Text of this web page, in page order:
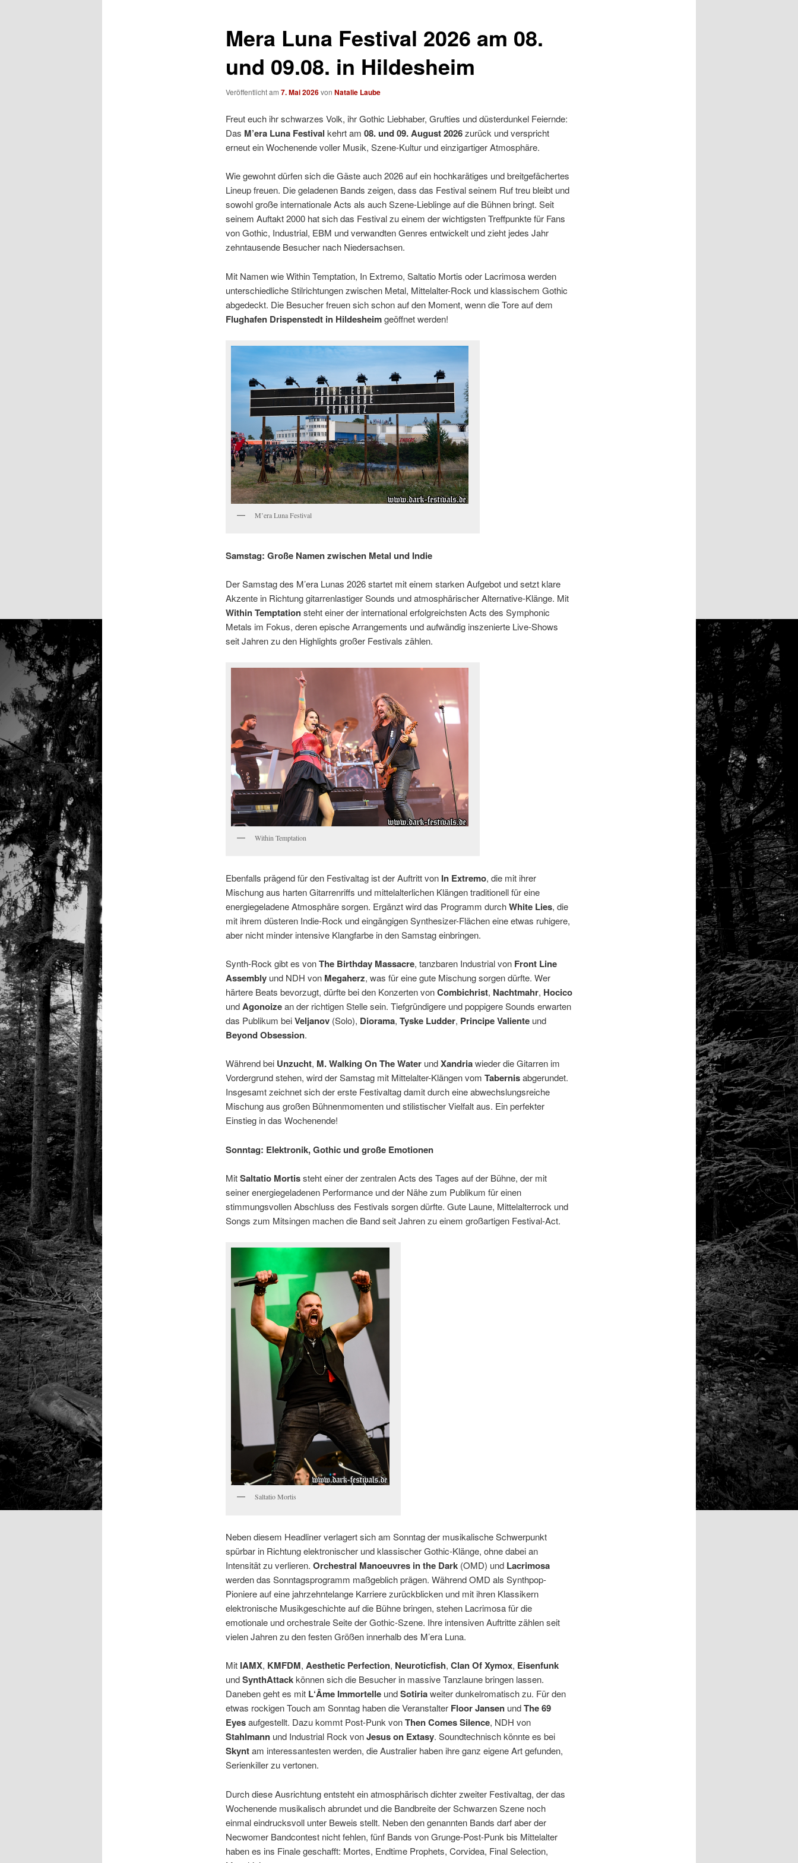
Mera Luna Festival 2026 am 08.
und 09.08. in Hildesheim
Veröffentlicht am 7. Mai 2026von Natalie Laube
Freut euch ihr schwarzes Volk, ihr Gothic Liebhaber, Grufties und düsterdunkel Feiernde:
Das M’era Luna Festival kehrt am 08. und 09. August 2026zurück und verspricht
erneut ein Wochenende voller Musik, Szene-Kultur und einzigartiger Atmosphäre.
Wie gewohnt dürfen sich die Gäste auch 2026 auf ein hochkarätiges und breitgefächertes
Lineup freuen. Die geladenen Bands zeigen, dass das Festival seinem Ruf treu bleibt und
sowohl große internationale Acts als auch Szene-Lieblinge auf die Bühnen bringt. Seit
seinem Auftakt 2000 hat sich das Festival zu einem der wichtigsten Treffpunkte für Fans
von Gothic, Industrial, EBM und verwandten Genres entwickelt und zieht jedes Jahr
zehntausende Besucher nach Niedersachsen.
Mit Namen wie Within Temptation, In Extremo, Saltatio Mortis oder Lacrimosa werden
unterschiedliche Stilrichtungen zwischen Metal, Mittelalter-Rock und klassischem Gothic
abgedeckt. Die Besucher freuen sich schon auf den Moment, wenn die Tore auf dem
Flughafen Drispenstedt in Hildesheimgeöffnet werden!
M’era Luna Festival
Samstag: Große Namen zwischen Metal und Indie
Der Samstag des M’era Lunas 2026 startet mit einem starken Aufgebot und setzt klare
Akzente in Richtung gitarrenlastiger Sounds und atmosphärischer Alternative-Klänge. Mit
Within Temptationsteht einer der international erfolgreichsten Acts des Symphonic
Metals im Fokus, deren epische Arrangements und aufwändig inszenierte Live-Shows
seit Jahren zu den Highlights großer Festivals zählen.
Within Temptation
Ebenfalls prägend für den Festivaltag ist der Auftritt von In Extremo, die mit ihrer
Mischung aus harten Gitarrenriffs und mittelalterlichen Klängen traditionell für eine
energiegeladene Atmosphäre sorgen. Ergänzt wird das Programm durchWhite Lies, die
mit ihrem düsteren Indie-Rock und eingängigen Synthesizer-Flächen eine etwas ruhigere,
aber nicht minder intensive Klangfarbe in den Samstag einbringen.
Synth-Rock gibt es vonThe Birthday Massacre, tanzbaren Industrial von Front Line
Assemblyund NDH von Megaherz, was für eine gute Mischung sorgen dürfte. Wer
härtere Beats bevorzugt, dürfte bei den Konzerten vonCombichrist, Nachtmahr, Hocico
undAgonoizean der richtigen Stelle sein. Tiefgründigere und poppigere Sounds erwarten
das Publikum beiVeljanov(Solo), Diorama, Tyske Ludder, Principe Valienteund
Beyond Obsession.
Während bei Unzucht, M. Walking On The WaterundXandriawieder die Gitarren im
Vordergrund stehen, wird der Samstag mit Mittelalter-Klängen vom Tabernisabgerundet.
Insgesamt zeichnet sich der erste Festivaltag damit durch eine abwechslungsreiche
Mischung aus großen Bühnenmomenten und stilistischer Vielfalt aus. Ein perfekter
Einstieg in das Wochenende!
Sonntag: Elektronik, Gothic und große Emotionen
MitSaltatio Mortissteht einer der zentralen Acts des Tages auf der Bühne, der mit
seiner energiegeladenen Performance und der Nähe zum Publikum für einen
stimmungsvollen Abschluss des Festivals sorgen dürfte. Gute Laune, Mittelalterrock und
Songs zum Mitsingen machen die Band seit Jahren zu einem großartigen Festival-Act.
Saltatio Mortis
Neben diesem Headliner verlagert sich am Sonntag der musikalische Schwerpunkt
spürbar in Richtung elektronischer und klassischer Gothic-Klänge, ohne dabei an
Intensität zu verlieren. Orchestral Manoeuvres in the Dark(OMD) und Lacrimosa
werden das Sonntagsprogramm maßgeblich prägen. Während OMD als Synthpop-
Pioniere auf eine jahrzehntelange Karriere zurückblicken und mit ihren Klassikern
elektronische Musikgeschichte auf die Bühne bringen, stehen Lacrimosa für die
emotionale und orchestrale Seite der Gothic-Szene. Ihre intensiven Auftritte zählen seit
vielen Jahren zu den festen Größen innerhalb des M’era Luna.
Mit IAMX, KMFDM, Aesthetic Perfection, Neuroticfish, Clan Of Xymox, Eisenfunk
undSynthAttackkönnen sich die Besucher in massive Tanzlaune bringen lassen.
Daneben geht es mit L‘Âme ImmortelleundSotiriaweiter dunkelromatisch zu. Für den
etwas rockigen Touch am Sonntag haben die Veranstalter Floor JansenundThe 69
Eyesaufgestellt. Dazu kommt Post-Punk vonThen Comes Silence, NDH von
Stahlmannund Industrial Rock vonJesus on Extasy. Soundtechnisch könnte es bei
Skyntam interessantesten werden, die Australier haben ihre ganz eigene Art gefunden,
Serienkiller zu vertonen.
Durch diese Ausrichtung entsteht ein atmosphärisch dichter zweiter Festivaltag, der das
Wochenende musikalisch abrundet und die Bandbreite der Schwarzen Szene noch
einmal eindrucksvoll unter Beweis stellt. Neben den genannten Bands darf aber der
Necwomer Bandcontest nicht fehlen, fünf Bands von Grunge-Post-Punk bis Mittelalter
haben es ins Finale geschafft: Mortes, Endtime Prophets, Corvidea, Final Selection,